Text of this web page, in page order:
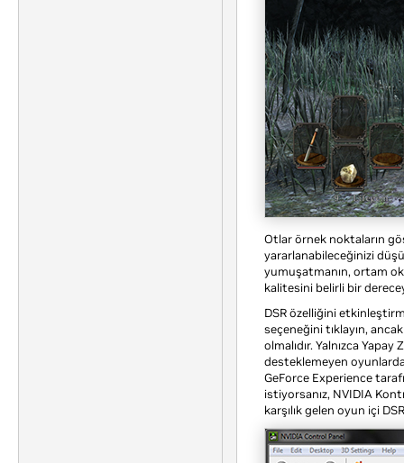
Otlar örnek noktaların
yararlanabileceğinizi
yumuşatmanın, ortam
kalitesini belirli bir
DSR özelliğini
seçeneğini tıklayın,
olmalıdır. Yalnızca
desteklemeyen
GeForce Experience
istiyorsanız, NVIDIA
karşılık gelen oyun içi